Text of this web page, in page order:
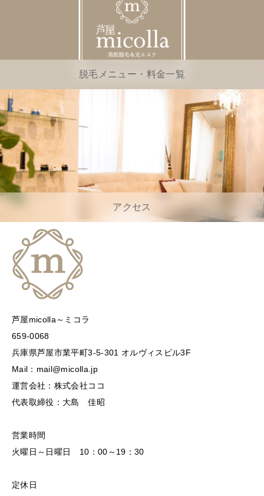
脱毛メニュー・料金一覧
アクセス
芦屋micolla～ミコラ
659-0068
兵庫県芦屋市業平町3-5-301 オルヴィスビル3F
Mail：mail@micolla.jp
運営会社：株式会社ココ
代表取締役：大島 佳昭
営業時間
火曜日～日曜日 10：00～19：30
定休日